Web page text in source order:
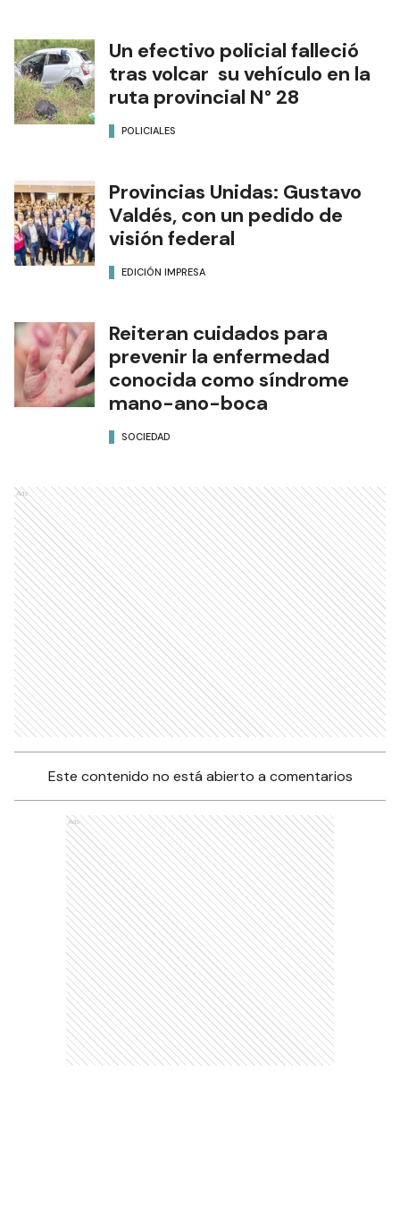
Un efectivo policial falleció
tras volcar su vehículo en la
ruta provincial N° 28
POLICIALES
Provincias Unidas: Gustavo
Valdés, con un pedido de
visión federal
EDICIÓN IMPRESA
Reiteran cuidados para
prevenir la enfermedad
conocida como síndrome
mano-ano-boca
SOCIEDAD
Ads
Este contenido no está abierto a comentarios
Ads